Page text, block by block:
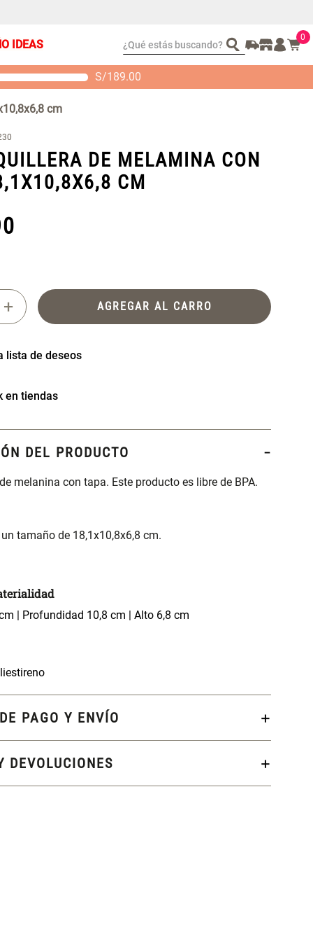
IDEAS ¿Qué estás buscando? 0
S/189.00
cm
DE MELAMINA CON
CM
+ AGREGAR AL CARRO
en tiendas
DEL PRODUCTO
melanina con tapa. Este producto es libre de BPA.
tamaño de 18,1x10,8x6,8 cm.
| Profundidad 10,8 cm | Alto 6,8 cm
PAGO Y ENVÍO
DEVOLUCIONES
2 Almohadas
Set Sábanas Algodón